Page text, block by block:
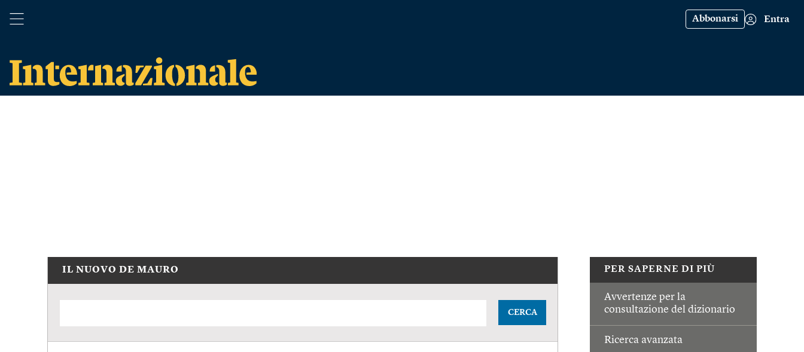
Abbonarsi Entra
PER SAPERNE DI PIÙ
Avvertenze per la
consultazione del dizionario
Ricerca avanzata
IL NUOVO DE MAURO
CERCA